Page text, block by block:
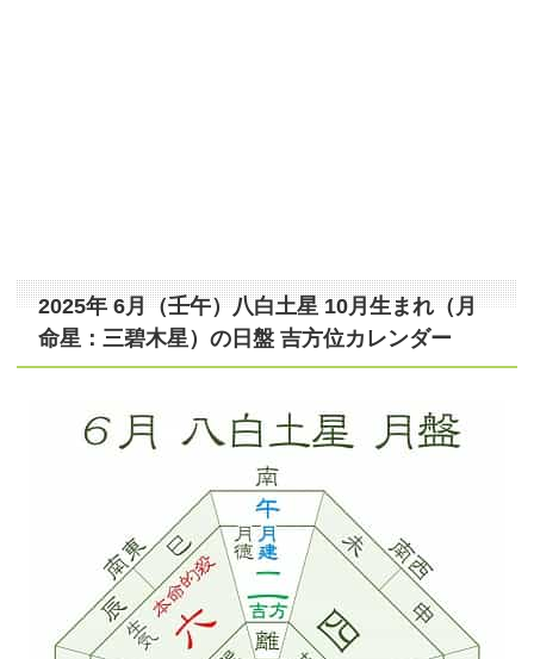
2025年 6月（壬午）八白土星 10月生まれ（月
命星：三碧木星）の日盤 吉方位カレンダー